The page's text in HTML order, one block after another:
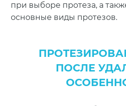
при выборе протеза, а
основные виды протезов.
ПОСЛЕ